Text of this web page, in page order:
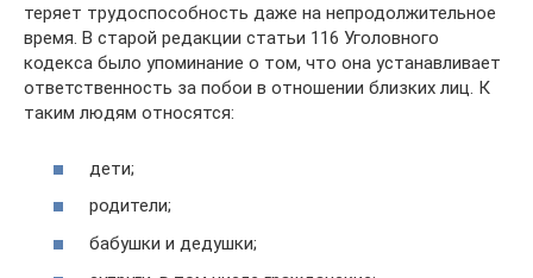
теряет трудоспособность даже на непродолжительное
время. В старой редакции статьи 116 Уголовного
кодекса было упоминание о том, что она устанавливает
ответственность за побои в отношении близких лиц. К
таким людям относятся:
дети;
родители;
бабушки и дедушки;